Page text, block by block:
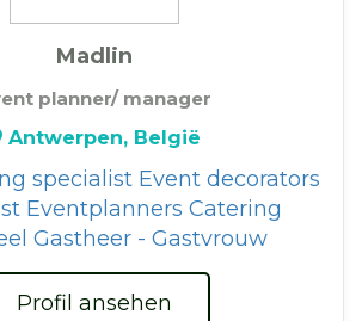
Madlin
planner/ manager
Antwerpen, België
specialist Event decorators
Eventplanners Catering
Gastheer - Gastvrouw
Profil ansehen